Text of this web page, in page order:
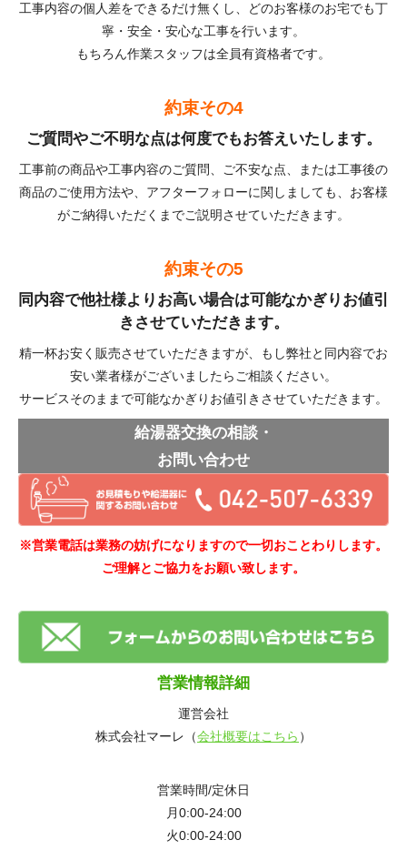
工事内容の個人差をできるだけ無くし、どのお客様のお宅でも丁
寧・安全・安心な工事を行います。
もちろん作業スタッフは全員有資格者です。
約束その4
ご質問やご不明な点は何度でもお答えいたします。
工事前の商品や工事内容のご質問、ご不安な点、または工事後の
商品のご使用方法や、アフターフォローに関しましても、お客様
がご納得いただくまでご説明させていただきます。
約束その5
同内容で他社様よりお高い場合は可能なかぎりお値引
きさせていただきます。
精一杯お安く販売させていただきますが、もし弊社と同内容でお
安い業者様がございましたらご相談ください。
サービスそのままで可能なかぎりお値引きさせていただきます。
給湯器交換の相談・
お問い合わせ
※営業電話は業務の妨げになりますので一切おことわりします。
ご理解とご協力をお願い致します。
営業情報詳細
運営会社
株式会社マーレ（会社概要はこちら ）
営業時間/定休日
月0:00-24:00
火0:00-24:00